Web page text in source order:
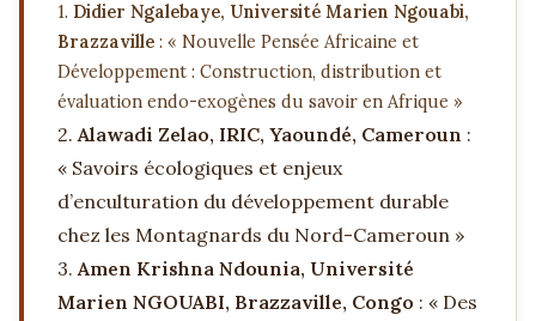
1. Didier Ngalebaye, Université Marien Ngouabi,
Brazzaville : « Nouvelle Pensée Africaine et
Développement : Construction, distribution et
évaluation endo-exogènes du savoir en Afrique »
2.Alawadi Zelao, IRIC, Yaoundé, Cameroun :
« Savoirs écologiques et enjeux
d’enculturation du développement durable
chez les Montagnards du Nord-Cameroun »
3.Amen Krishna Ndounia, Université
Marien NGOUABI, Brazzaville, Congo : « Des